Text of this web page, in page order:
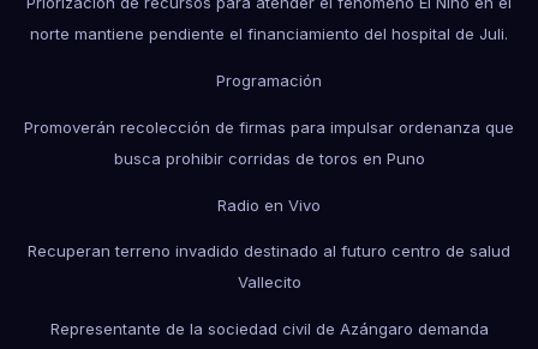
norte mantiene pendiente el financiamiento del hospital de Juli.
Programación
Promoverán recolección de firmas para impulsar ordenanza que
busca prohibir corridas de toros en Puno
Radio en Vivo
Recuperan terreno invadido destinado al futuro centro de salud
Vallecito
Representante de la sociedad civil de Azángaro demanda